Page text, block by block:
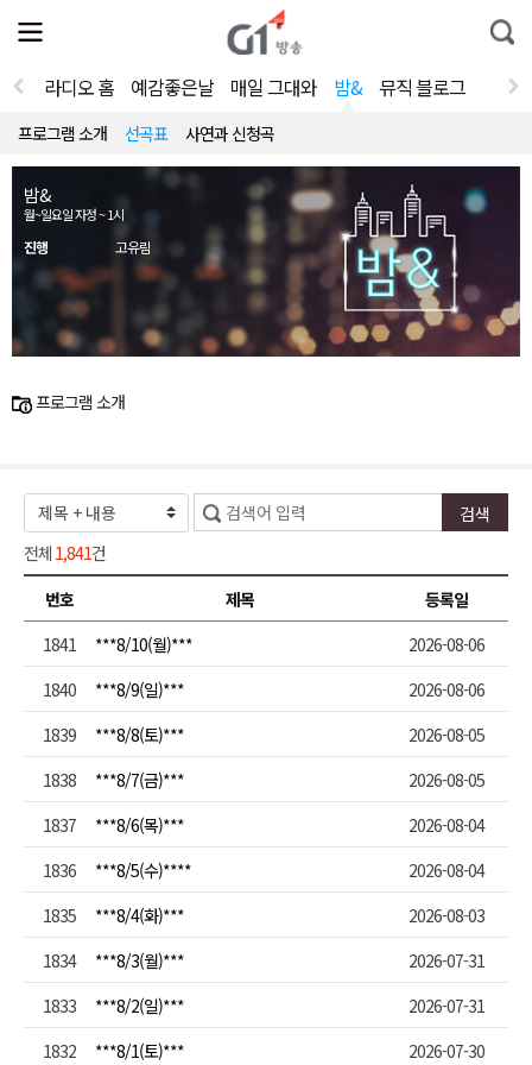
전
체
뉴
열
통
합
라디오 홈 예감좋은날 매일 그대와 밤& 뮤직 블로그
프로그램 소개 선곡표 사연과 신청곡
밤&
월~일요일 자정 ~ 1시
진행 고유림
프로그램 소개
전체 1,841건
번호
제목
등록일
1841
***8/10(월)***
2026-08-06
1840
***8/9(일)***
2026-08-06
1839
***8/8(토)***
2026-08-05
1838
***8/7(금)***
2026-08-05
1837
***8/6(목)***
2026-08-04
1836
***8/5(수)****
2026-08-04
1835
***8/4(화)***
2026-08-03
1834
***8/3(월)***
2026-07-31
1833
***8/2(일)***
2026-07-31
1832
***8/1(토)*** 2026-07-30